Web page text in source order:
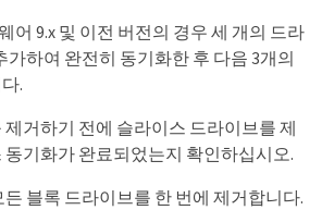
어 9.x 및 이전 버전의 경우 세 개의 드라
가하여 완전히 동기화한 후 다음 3개의
.
거하기 전에 슬라이스 드라이브를 제
동기화가 완료되었는지 확인하십시오.
블록 드라이브를 한 번에 제거합니다.